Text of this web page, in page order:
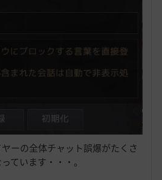
ーの全体チャット誤爆がたくさ
ています・・・。